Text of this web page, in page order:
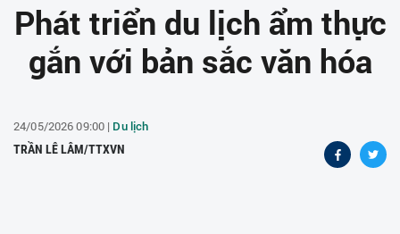
Phát triển du lịch ẩm thực
gắn với bản sắc văn hóa
24/05/2026 09:00 | Du lịch
TRẦN LÊ LÂM/TTXVN